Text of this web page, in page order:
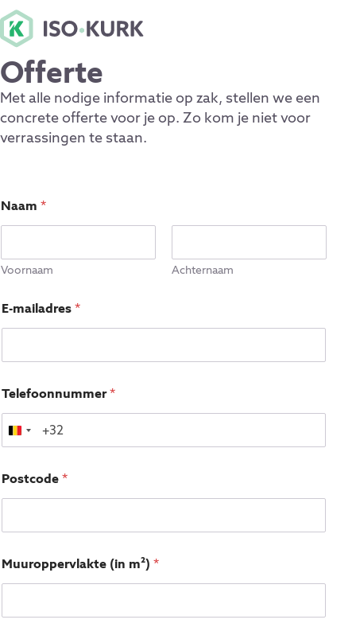
Offerte
Met alle nodige informatie op zak, stellen we een
concrete offerte voor je op. Zo kom je niet voor
verrassingen te staan.
Naam *
Voornaam Achternaam
E-mailadres*
Telefoonnummer*
Postcode*
Muuroppervlakte (in m²) *